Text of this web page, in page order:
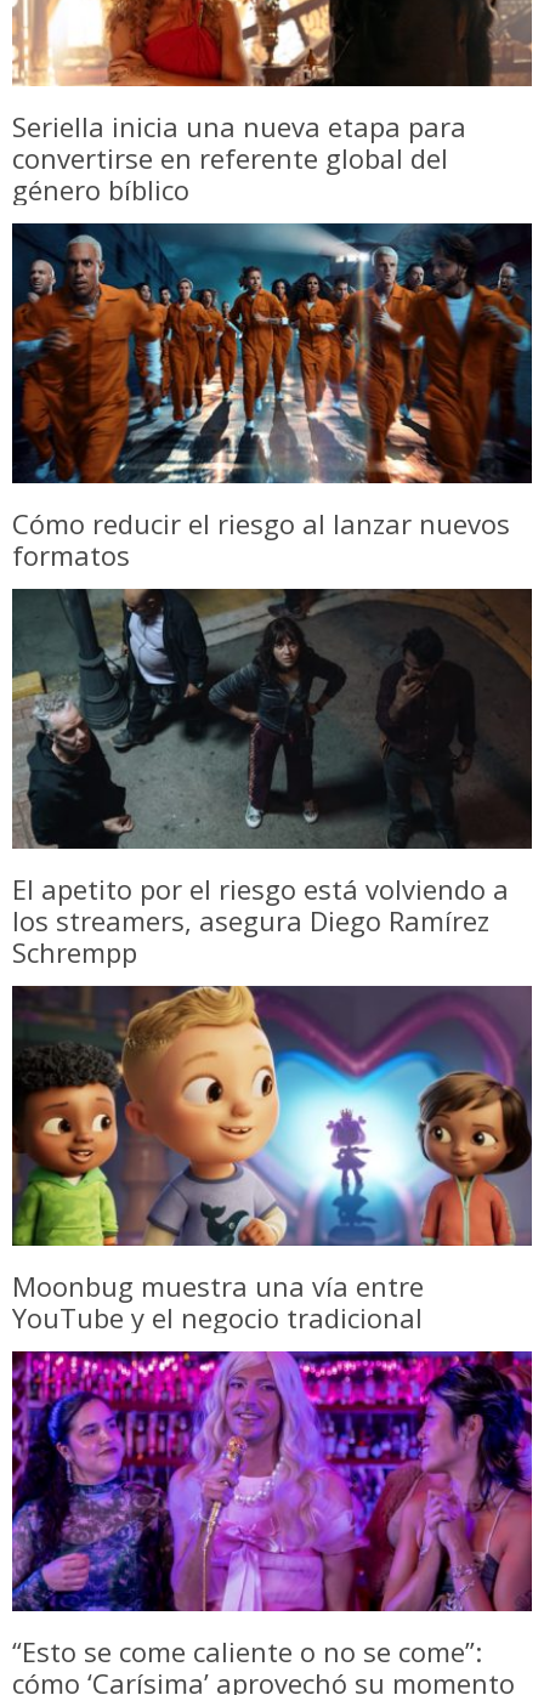
Seriella inicia una nueva etapa para
convertirse en referente global del
género bíblico
Cómo reducir el riesgo al lanzar nuevos
formatos
El apetito por el riesgo está volviendo a
los streamers, asegura Diego Ramírez
Schrempp
Moonbug muestra una vía entre
YouTube y el negocio tradicional
“Esto se come caliente o no se come”:
cómo ‘Carísima’ aprovechó su momento